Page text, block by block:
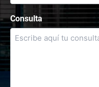
Consulta